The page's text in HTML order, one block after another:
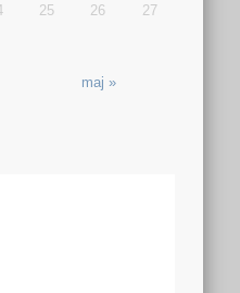
maj »
25 26 27